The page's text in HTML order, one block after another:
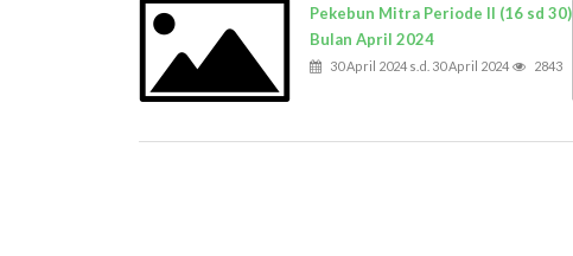
Pekebun Mitra Periode II (16 sd 30)
Bulan April 2024
30 April 2024 s.d. 30 April 2024 2843